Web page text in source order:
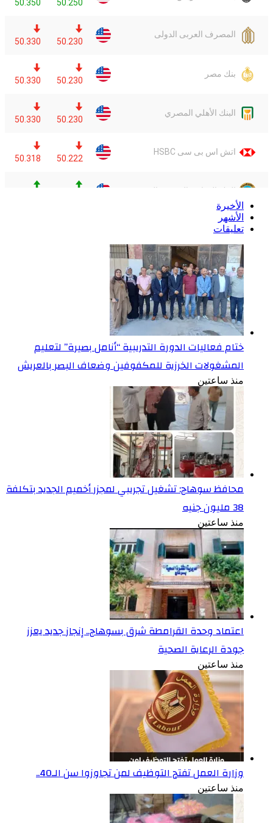
الأخيرة
الأشهر
تعليقات
ختام فعاليات الدورة التدريبية “أنامل بصيرة” لتعليم
المشغولات الخرزية للمكفوفين وضعاف البصر بالعريش
منذ ساعتين
محافظ سوهاج: تشغيل تجريبي لمجزر أخميم الجديد بتكلفة
38 مليون جنيه
منذ ساعتين
اعتماد وحدة القرامطة شرق بسوهاج.. إنجاز جديد يعزز
جودة الرعاية الصحية
منذ ساعتين
وزارة العمل تفتح التوظيف لمن تجاوزوا سن الـ40..
منذ ساعتين